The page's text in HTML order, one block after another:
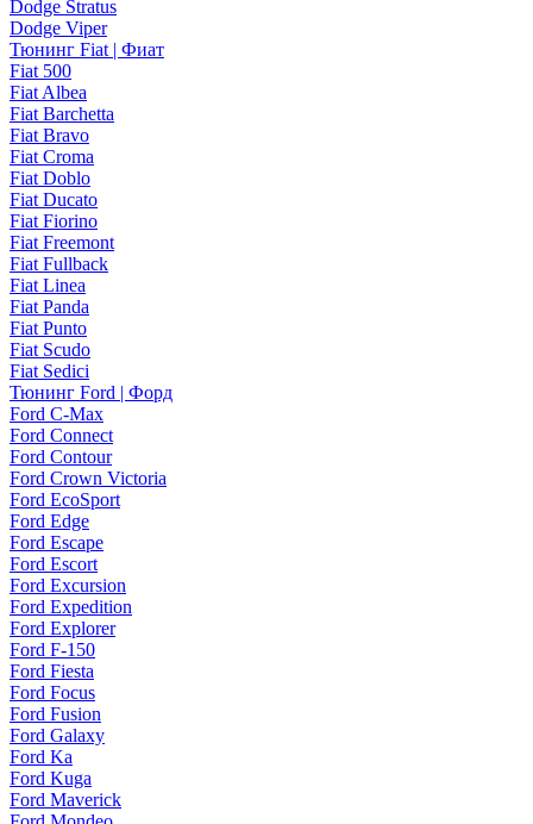
Dodge Stratus
Dodge Viper
Тюнинг Fiat | Фиат
Fiat 500
Fiat Albea
Fiat Barchetta
Fiat Bravo
Fiat Croma
Fiat Doblo
Fiat Ducato
Fiat Fiorino
Fiat Freemont
Fiat Fullback
Fiat Linea
Fiat Panda
Fiat Punto
Fiat Scudo
Fiat Sedici
Тюнинг Ford | Форд
Ford C-Max
Ford Connect
Ford Contour
Ford Crown Victoria
Ford EcoSport
Ford Edge
Ford Escape
Ford Escort
Ford Excursion
Ford Expedition
Ford Explorer
Ford F-150
Ford Fiesta
Ford Focus
Ford Fusion
Ford Galaxy
Ford Ka
Ford Kuga
Ford Maverick